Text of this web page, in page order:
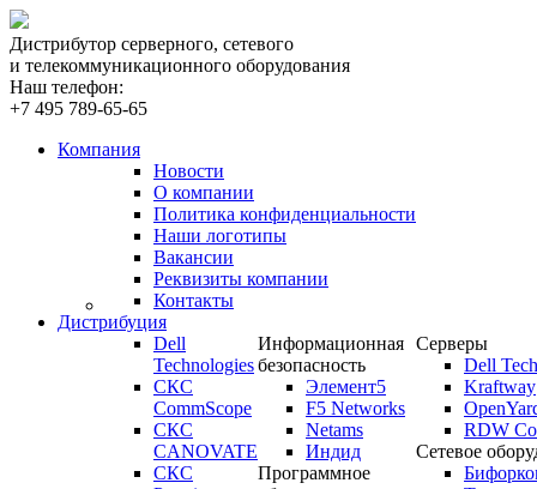
Дистрибутор серверного, сетевого
и телекоммуникационного оборудования
Наш телефон:
+7 495 789-65-65
Компания
Новости
О компании
Политика конфиденциальности
Наши логотипы
Вакансии
Реквизиты компании
Контакты
Дистрибуция
Dell
Technologies
СКС
CommScope
СКС
CANOVATE
СКС
Информационная
безопасность
Элемент5
F5 Networks
Netams
Индид
Программное
Серверы
Dell
Kraftway
RDW
Сетевое